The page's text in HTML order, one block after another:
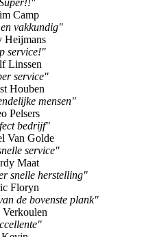
Notten
service"
Maessen
Camp
vakkundig"
Heijmans
service!"
Linssen
service"
Houben
mensen"
Pelsers
bedrijf"
Van Golde
service"
Maat
snelle herstelling"
Floryn